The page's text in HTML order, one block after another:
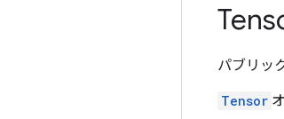
パブリッ
Tensor